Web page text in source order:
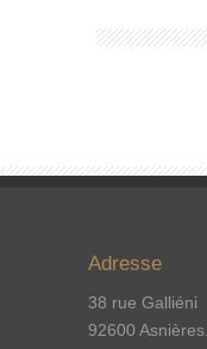
Adresse
38 rue Galliéni
92600 Asnières.